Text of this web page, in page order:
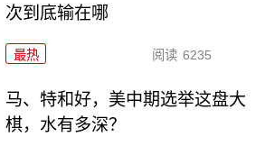
次到底输在哪
最热 阅读 6235
马、特和好，美中期选举这盘大
棋，水有多深？